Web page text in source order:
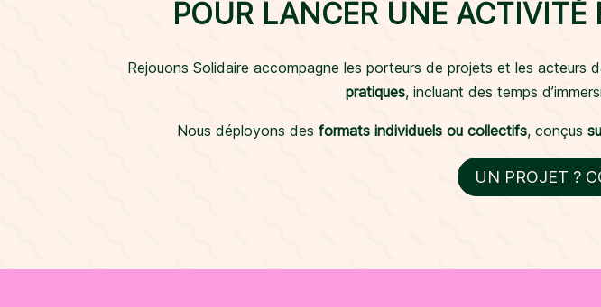
POUR LANCER UNE
Rejouons Solidaire accompagne les porteurs de projets et les acteurs
pratiques, incluant des temps
Nous déployons des formats individuels ou collectifs, conçus
UN PROJET ?